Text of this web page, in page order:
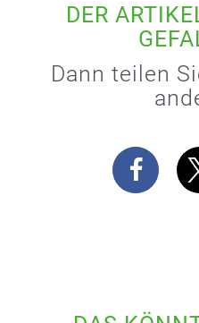
DER
Dann teilen